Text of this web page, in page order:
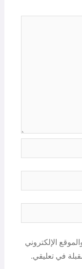
الإلكتروني
في تعليقي.